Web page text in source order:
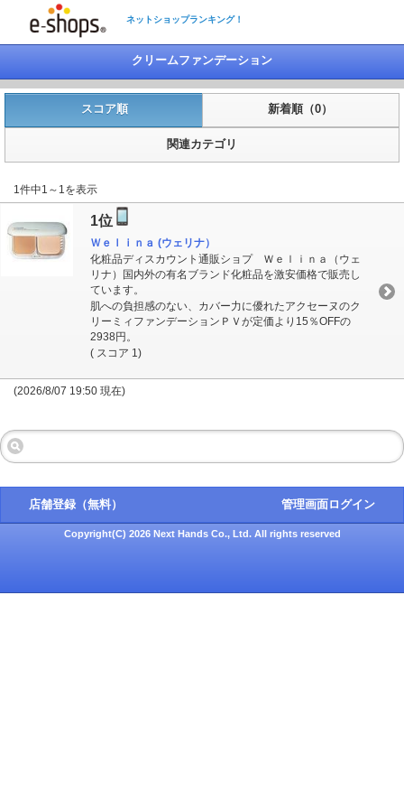
ネットショップランキング！
クリームファンデーション
スコア順 新着順（0）
関連カテゴリ
1件中1～1を表示
1位
Ｗｅｌｉｎａ (ウェリナ）
化粧品ディスカウント通販ショプ Ｗｅｌｉｎａ（ウェ
リナ）国内外の有名ブランド化粧品を激安価格で販売し
ています。
肌への負担感のない、カバー力に優れたアクセーヌのク
リーミィファンデーションＰＶが定価より15％OFFの
2938円。
( スコア 1)
(2026/8/07 19:50 現在)
店舗登録（無料） 管理画面ログイン
Copyright(C) 2026 Next Hands Co., Ltd. All rights reserved